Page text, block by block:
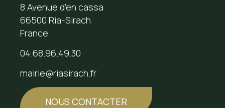
8 Avenue d’en cassa
66500 Ria-Sirach
France
04.68.96.49.30
mairie@riasirach.fr
NOUS CONTACTER